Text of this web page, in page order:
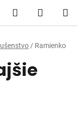
Hľadať
KOŠÍK
/ Ramienko